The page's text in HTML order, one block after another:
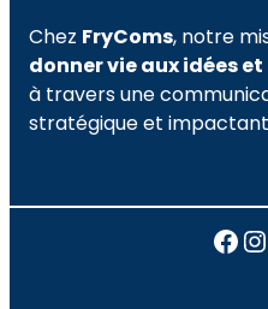
Chez FryComs, notre
donner vie aux idées
à travers une
stratégique et